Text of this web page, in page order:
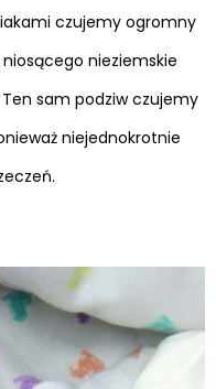
czujemy ogromny
nieziemskie
sam podziw czujemy
niejednokrotnie